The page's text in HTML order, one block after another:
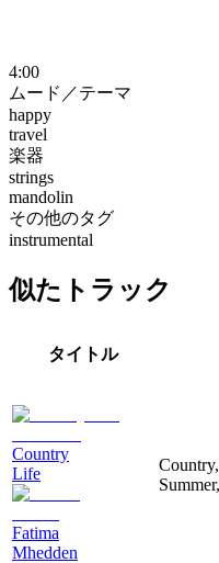
4:00
ムード／テーマ
happy
travel
楽器
strings
mandolin
その他のタグ
instrumental
似たトラック
タイトル
Country
Life
Fatima
Mhedden